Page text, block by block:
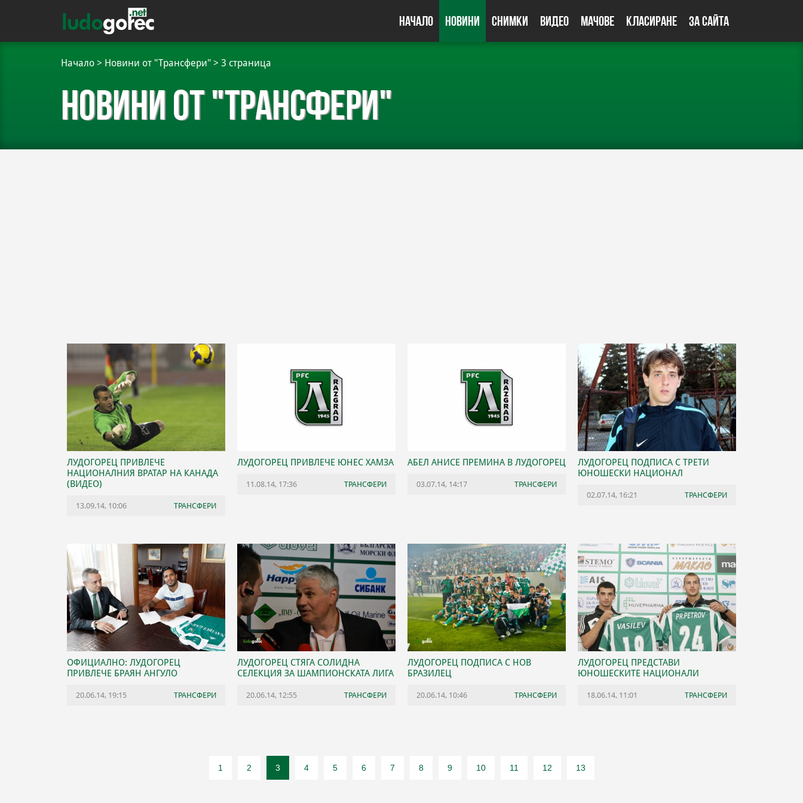
Начало Новини Снимки Видео Мачове Класиране За сайта
Начало > Новини от "Трансфери" > 3 страница
Новини от "Трансфери"
ЛУДОГОРЕЦ ПРИВЛЕЧЕ
НАЦИОНАЛНИЯ ВРАТАР НА КАНАДА
(ВИДЕО)
13.09.14, 10:06 ТРАНСФЕРИ
ЛУДОГОРЕЦ ПРИВЛЕЧЕ ЮНЕС ХАМЗА
11.08.14, 17:36 ТРАНСФЕРИ
АБЕЛ АНИСЕ ПРЕМИНА В ЛУДОГОРЕЦ
03.07.14, 14:17 ТРАНСФЕРИ
ЛУДОГОРЕЦ ПОДПИСА С ТРЕТИ
ЮНОШЕСКИ НАЦИОНАЛ
02.07.14, 16:21 ТРАНСФЕРИ
ОФИЦИАЛНО: ЛУДОГОРЕЦ
ПРИВЛЕЧЕ БРАЯН АНГУЛО
20.06.14, 19:15 ТРАНСФЕРИ
ЛУДОГОРЕЦ СТЯГА СОЛИДНА
СЕЛЕКЦИЯ ЗА ШАМПИОНСКАТА ЛИГА
20.06.14, 12:55 ТРАНСФЕРИ
ЛУДОГОРЕЦ ПОДПИСА С НОВ
БРАЗИЛЕЦ
20.06.14, 10:46 ТРАНСФЕРИ
ЛУДОГОРЕЦ ПРЕДСТАВИ
ЮНОШЕСКИТЕ НАЦИОНАЛИ
18.06.14, 11:01 ТРАНСФЕРИ
1 2 3 4 5 6 7 8 9 10 11 12 13